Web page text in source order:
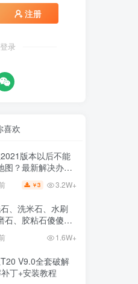
注册
录
喜欢
版本以后不能
图？最新解决办法
脑
￥3 3.2W+
、洗米石、水刷
石、胶粘石傻傻分
1.6W+
V9.0全套破解
丁+安装教程